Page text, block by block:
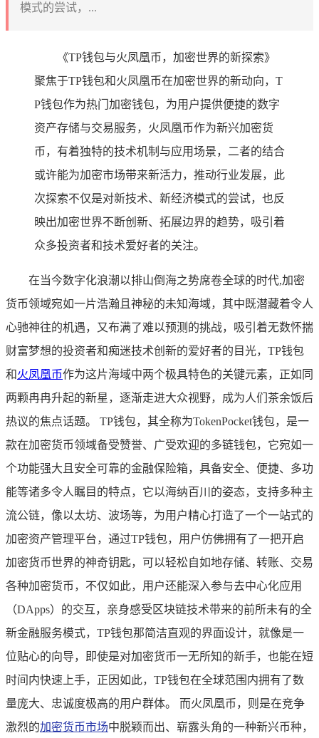
模式的尝试，...
《TP钱包与火凤凰币，加密世界的新探索》
聚焦于TP钱包和火凤凰币在加密世界的新动向，T
P钱包作为热门加密钱包，为用户提供便捷的数字
资产存储与交易服务，火凤凰币作为新兴加密货
币，有着独特的技术机制与应用场景，二者的结合
或许能为加密市场带来新活力，推动行业发展，此
次探索不仅是对新技术、新经济模式的尝试，也反
映出加密世界不断创新、拓展边界的趋势，吸引着
众多投资者和技术爱好者的关注。
在当今数字化浪潮以排山倒海之势席卷全球的时代,加密
货币领域宛如一片浩瀚且神秘的未知海域，其中既潜藏着令人
心驰神往的机遇，又布满了难以预测的挑战，吸引着无数怀揣
财富梦想的投资者和痴迷技术创新的爱好者的目光，TP钱包
和火凤凰币作为这片海域中两个极具特色的关键元素，正如同
两颗冉冉升起的新星，逐渐走进大众视野，成为人们茶余饭后
热议的焦点话题。 TP钱包，其全称为TokenPocket钱包，是一
款在加密货币领域备受赞誉、广受欢迎的多链钱包，它宛如一
个功能强大且安全可靠的金融保险箱，具备安全、便捷、多功
能等诸多令人瞩目的特点，它以海纳百川的姿态，支持多种主
流公链，像以太坊、波场等，为用户精心打造了一个一站式的
加密资产管理平台，通过TP钱包，用户仿佛拥有了一把开启
加密货币世界的神奇钥匙，可以轻松自如地存储、转账、交易
各种加密货币，不仅如此，用户还能深入参与去中心化应用
（DApps）的交互，亲身感受区块链技术带来的前所未有的全
新金融服务模式，TP钱包那简洁直观的界面设计，就像是一
位贴心的向导，即使是对加密货币一无所知的新手，也能在短
时间内快速上手，正因如此，TP钱包在全球范围内拥有了数
量庞大、忠诚度极高的用户群体。 而火凤凰币，则是在竞争
激烈的加密货币市场中脱颖而出、崭露头角的一种新兴币种，